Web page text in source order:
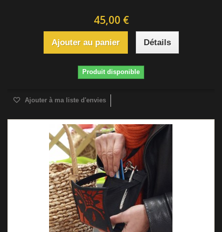
45,00 €
Ajouter au panier Détails
Produit disponible
Ajouter à ma liste d'envies